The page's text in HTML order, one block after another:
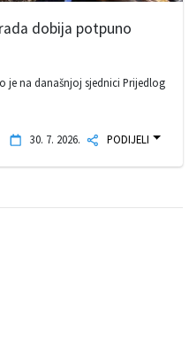
dobija potpuno
je na današnjoj sjednici Prijedlog
30. 7. 2026. PODIJELI